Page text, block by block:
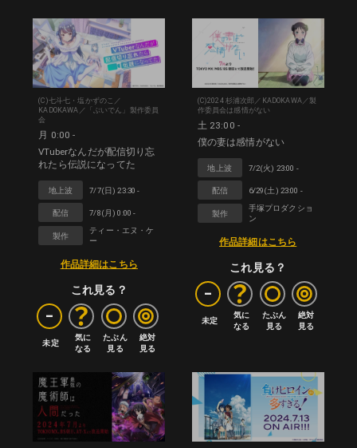
(C)七斗七・塩かずのこ／
KADOKAWA／「ぶいでん」製作委員
会
月 0:00 -
VTuberなんだが配信切り忘
れたら伝説になってた
地上波 7/7(日) 23:30 -
配信 7/8(月) 0:00 -
製作
ティー・エヌ・ケ
ー
作品詳細はこちら
これ見る？
-
未定
気に
なる
たぶん
見る
絶対
見る
(C)2024 杉浦次郎／KADOKAWA／製
作委員会は感情がない
土 23:00 -
僕の妻は感情がない
地上波 7/2(火) 23:00 -
配信 6/29(土) 23:00 -
製作
手塚プロダクショ
ン
作品詳細はこちら
これ見る？
-
未定
気に
なる
たぶん
見る
絶対
見る